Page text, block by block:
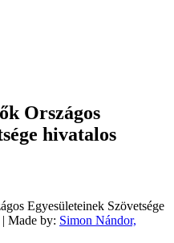
Országos
hivatalos
Egyesületeinek Szövetsége
| Made by: Simon Nándor,